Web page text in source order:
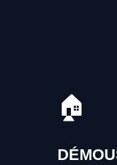
🏠